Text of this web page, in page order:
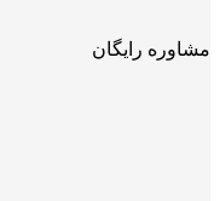
مشاوره رایگان